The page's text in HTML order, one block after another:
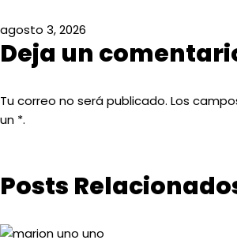
agosto 3, 2026
Deja un
Tu correo no será publicado. Los
un *.
Posts